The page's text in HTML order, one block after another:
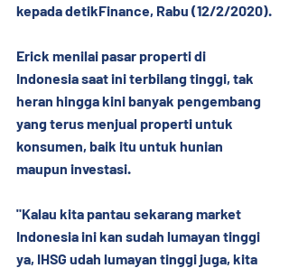
kepada detikFinance, Rabu (12/2/2020).
Erick menilai pasar properti di
Indonesia saat ini terbilang tinggi, tak
heran hingga kini banyak pengembang
yang terus menjual properti untuk
konsumen, baik itu untuk hunian
maupun investasi.
"Kalau kita pantau sekarang market
Indonesia ini kan sudah lumayan tinggi
ya, IHSG udah lumayan tinggi juga, kita